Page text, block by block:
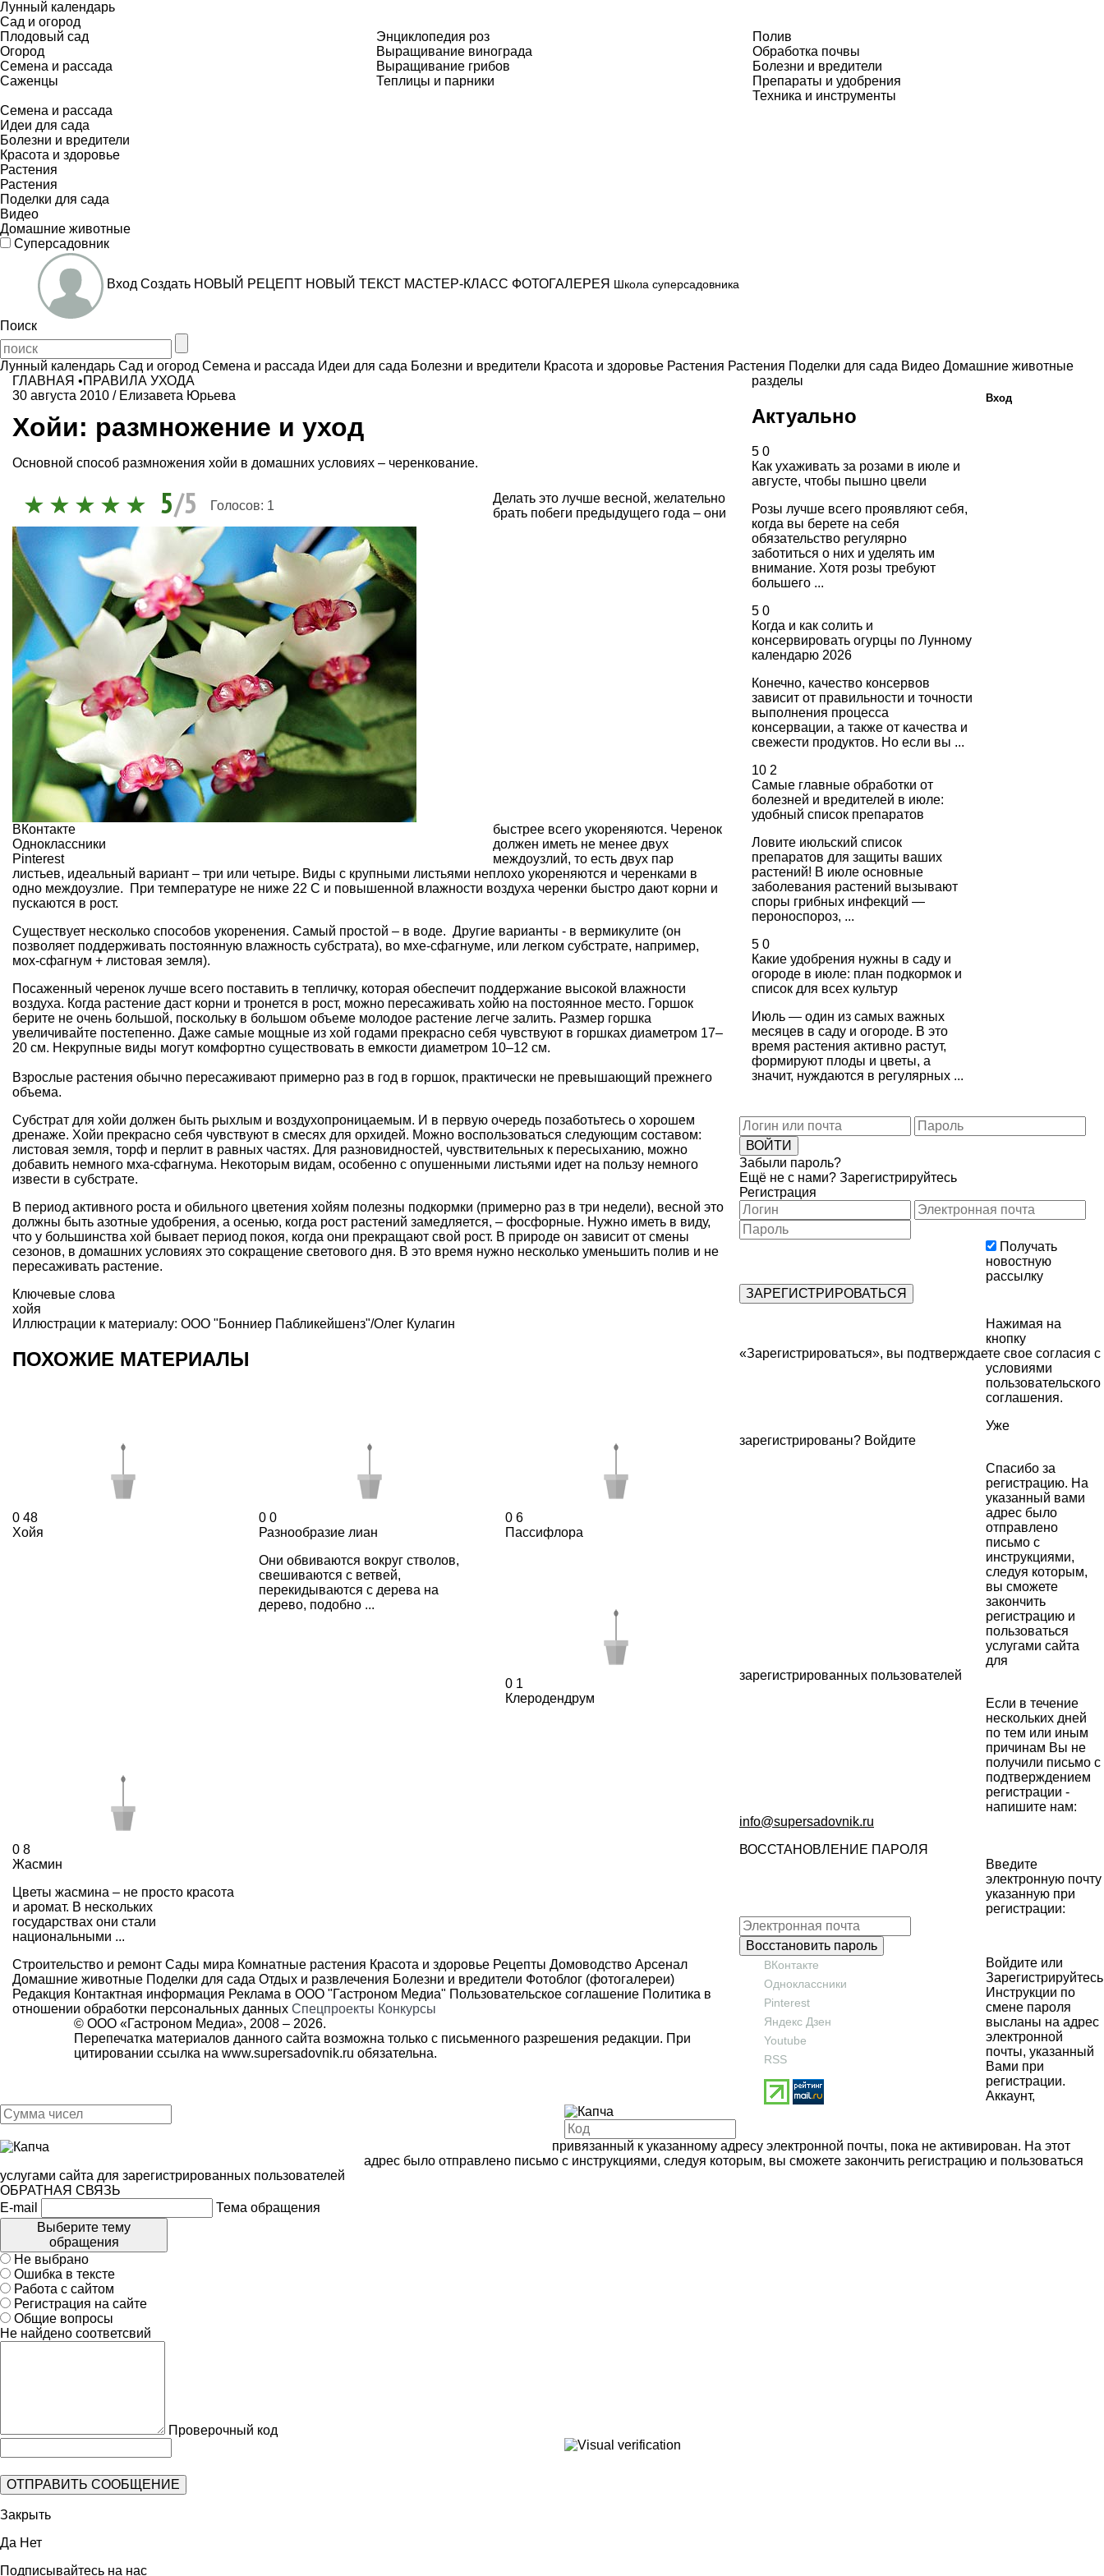
Лунный календарь
Сад и огород
Плодовый сад
Огород
Семена и рассада
Саженцы
Энциклопедия роз
Выращивание винограда
Выращивание грибов
Теплицы и парники
Полив
Обработка почвы
Болезни и вредители
Препараты и удобрения
Техника и инструменты
Семена и рассада
Идеи для сада
Болезни и вредители
Красота и здоровье
Растения
Растения
Поделки для сада
Видео
Домашние животные
Суперсадовник
Вход Создать НОВЫЙ РЕЦЕПТ НОВЫЙ ТЕКСТ МАСТЕР-КЛАСС ФОТОГАЛЕРЕЯ Школа суперсадовника
Поиск
Лунный календарь Сад и огород Семена и рассада Идеи для сада Болезни и вредители Красота и здоровье Растения Растения Поделки для сада Видео Домашние животные
ГЛАВНАЯ •ПРАВИЛА УХОДА
30 августа 2010 / Елизавета Юрьева
Хойи: размножение и уход
Основной способ размножения хойи в домашних условиях – черенкование.
5/5 Голосов: 1
ВКонтакте
Одноклассники
Pinterest
Делать это лучше весной, желательно
брать побеги предыдущего года – они
быстрее всего укореняются. Черенок
должен иметь не менее двух
междоузлий, то есть двух пар
листьев, идеальный вариант – три или четыре. Виды с крупными листьями неплохо укореняются и черенками в
одно междоузлие. При температуре не ниже 22 С и повышенной влажности воздуха черенки быстро дают корни и
пускаются в рост.
Существует несколько способов укоренения. Самый простой – в воде. Другие варианты - в вермикулите (он
позволяет поддерживать постоянную влажность субстрата), во мхе-сфагнуме, или легком субстрате, например,
мох-сфагнум + листовая земля).
Посаженный черенок лучше всего поставить в тепличку, которая обеспечит поддержание высокой влажности
воздуха. Когда растение даст корни и тронется в рост, можно пересаживать хойю на постоянное место. Горшок
берите не очень большой, поскольку в большом объеме молодое растение легче залить. Размер горшка
увеличивайте постепенно. Даже самые мощные из хой годами прекрасно себя чувствуют в горшках диаметром 17–
20 см. Некрупные виды могут комфортно существовать в емкости диаметром 10–12 см.
Взрослые растения обычно пересаживают примерно раз в год в горшок, практически не превышающий прежнего
объема.
Субстрат для хойи должен быть рыхлым и воздухопроницаемым. И в первую очередь позаботьтесь о хорошем
дренаже. Хойи прекрасно себя чувствуют в смесях для орхидей. Можно воспользоваться следующим составом:
листовая земля, торф и перлит в равных частях. Для разновидностей, чувствительных к пересыханию, можно
добавить немного мха-сфагнума. Некоторым видам, особенно с опушенными листьями идет на пользу немного
извести в субстрате.
В период активного роста и обильного цветения хойям полезны подкормки (примерно раз в три недели), весной это
должны быть азотные удобрения, а осенью, когда рост растений замедляется, – фосфорные. Нужно иметь в виду,
что у большинства хой бывает период покоя, когда они прекращают свой рост. В природе он зависит от смены
сезонов, в домашних условиях это сокращение светового дня. В это время нужно несколько уменьшить полив и не
пересаживать растение.
Ключевые слова
хойя
Иллюстрации к материалу: ООО "Бонниер Пабликейшенз"/Олег Кулагин
ПОХОЖИЕ МАТЕРИАЛЫ
0 48
Хойя
0 0
Разнообразие лиан
Они обвиваются вокруг стволов,
свешиваются с ветвей,
перекидываются с дерева на
дерево, подобно ...
0 6
Пассифлора
0 1
Клеродендрум
0 8
Жасмин
Цветы жасмина – не просто красота
и аромат. В нескольких
государствах они стали
национальными ...
разделы
Актуально
5 0
Как ухаживать за розами в июле и
августе, чтобы пышно цвели
Розы лучше всего проявляют себя,
когда вы берете на себя
обязательство регулярно
заботиться о них и уделять им
внимание. Хотя розы требуют
большего ...
5 0
Когда и как солить и
консервировать огурцы по Лунному
календарю 2026
Конечно, качество консервов
зависит от правильности и точности
выполнения процесса
консервации, а также от качества и
свежести продуктов. Но если вы ...
10 2
Самые главные обработки от
болезней и вредителей в июле:
удобный список препаратов
Ловите июльский список
препаратов для защиты ваших
растений! В июле основные
заболевания растений вызывают
споры грибных инфекций —
пероноспороз, ...
5 0
Какие удобрения нужны в саду и
огороде в июле: план подкормок и
список для всех культур
Июль — один из самых важных
месяцев в саду и огороде. В это
время растения активно растут,
формируют плоды и цветы, а
значит, нуждаются в регулярных ...
Строительство и ремонт Сады мира Комнатные растения Красота и здоровье Рецепты Домоводство Арсенал
Домашние животные Поделки для сада Отдых и развлечения Болезни и вредители Фотоблог (фотогалереи)
Редакция Контактная информация Реклама в ООО "Гастроном Медиа" Пользовательское соглашение Политика в
отношении обработки персональных данных Спецпроекты Конкурсы
© ООО «Гастроном Медиа», 2008 – 2026.
Перепечатка материалов данного сайта возможна только с письменного разрешения редакции. При
цитировании ссылка на www.supersadovnik.ru обязательна.
ВКонтакте
Одноклассники
Pinterest
Яндекс Дзен
Youtube
RSS
Вход
Забыли пароль?
Ещё не с нами? Зарегистрируйтесь
Регистрация
Получать
новостную
рассылку
Нажимая на
кнопку
«Зарегистрироваться», вы подтверждаете свое согласия с
условиями
пользовательского
соглашения.
Уже
зарегистрированы? Войдите
Спасибо за
регистрацию. На
указанный вами
адрес было
отправлено
письмо с
инструкциями,
следуя которым,
вы сможете
закончить
регистрацию и
пользоваться
услугами сайта
для
зарегистрированных пользователей
Если в течение
нескольких дней
по тем или иным
причинам Вы не
получили письмо с
подтверждением
регистрации -
напишите нам:
info@supersadovnik.ru
ВОССТАНОВЛЕНИЕ ПАРОЛЯ
Введите
электронную почту
указанную при
регистрации:
Войдите или
Зарегистрируйтесь
Инструкции по
смене пароля
высланы на адрес
электронной
почты, указанный
Вами при
регистрации.
Аккаунт,
привязанный к указанному адресу электронной почты, пока не активирован. На этот
адрес было отправлено письмо с инструкциями, следуя которым, вы сможете закончить регистрацию и пользоваться
услугами сайта для зарегистрированных пользователей
ОБРАТНАЯ СВЯЗЬ
E-mail
Тема обращения
Выберите тему
обращения
Не выбрано
Ошибка в тексте
Работа с сайтом
Регистрация на сайте
Общие вопросы
Не найдено соответсвий
Проверочный код
Закрыть
Да Нет
Подписывайтесь на нас